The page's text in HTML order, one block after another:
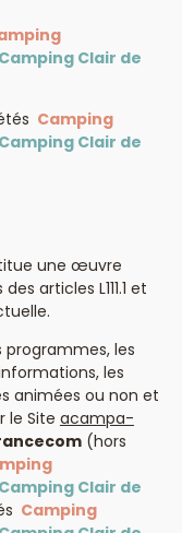
Camping Clair de
Camping
Camping Clair de
une œuvre
articles L111.1 et
programmes, les
les
animées ou non et
le Site acampa-
(hors
Camping Clair de
Camping